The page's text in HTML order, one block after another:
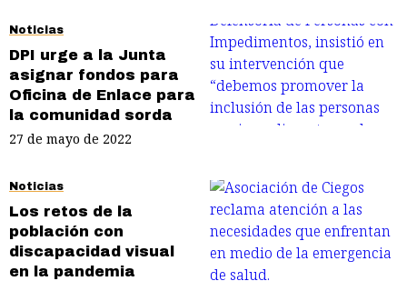
Noticias
DPI urge a la Junta
asignar fondos para
Oficina de Enlace para
la comunidad sorda
27 de mayo de 2022
Noticias
Los retos de la
población con
discapacidad visual
en la pandemia